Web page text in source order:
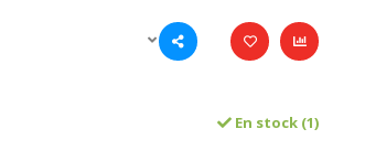
En stock (1)